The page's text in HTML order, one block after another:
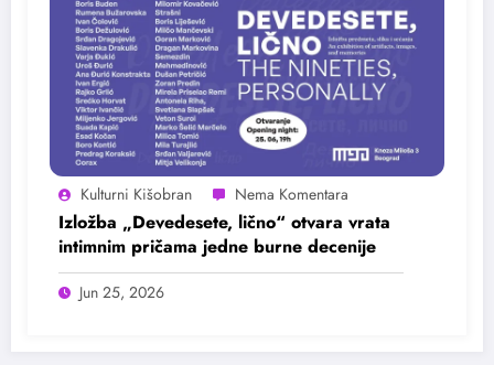
Kulturni Kišobran
Izložba „Devedesete, lično“ otvara vrata
intimnim pričama jedne burne decenije
Jun 25, 2026